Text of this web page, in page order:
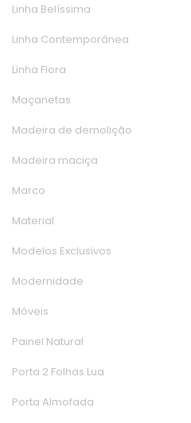
Linha Belíssima
Linha Contemporânea
Linha Flora
Maçaneta
Madeira de demolição
Madeira maciça
Marco
Material
Modelos Exclusivo
Modernidade
Móvei
Painel Natural
Porta 2 Folhas Lua
Porta Almofada